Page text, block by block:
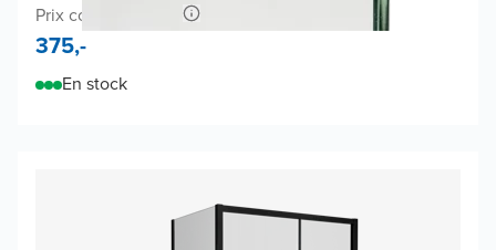
Prix conseillé 730,-
375,-
En stock